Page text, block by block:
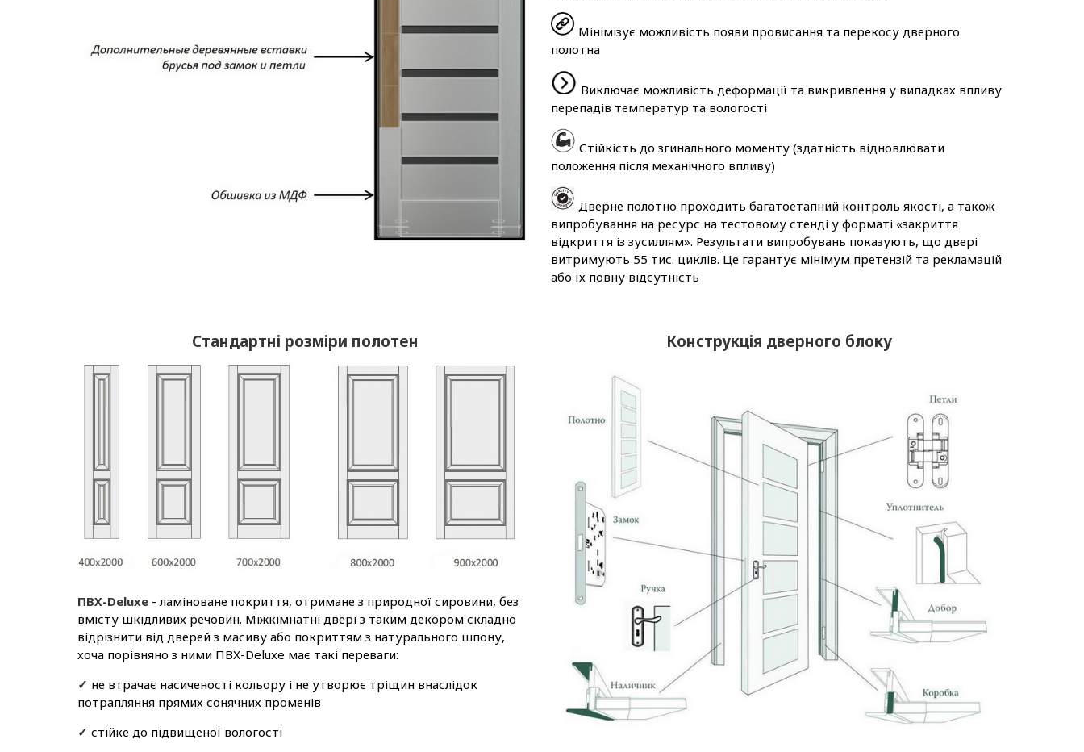
Мінімізує можливість появи провисання та перекосу дверного
полотна
Виключає можливість деформації та викривлення у випадках впливу
перепадів температур та вологості
Стійкість до згинального моменту (здатність відновлювати
положення після механічного впливу)
Дверне полотно проходить багатоетапний контроль якості, а також
випробування на ресурс на тестовому стенді у форматі «закриття
відкриття із зусиллям». Результати випробувань показують, що двері
витримують 55 тис. циклів. Це гарантує мінімум претензій та рекламацій
або їх повну відсутність
Стандартні розміри полотен
ПВХ-Deluxe - ламіноване покриття, отримане з природної сировини, без
вмісту шкідливих речовин. Міжкімнатні двері з таким декором складно
відрізнити від дверей з масиву або покриттям з натурального шпону,
хоча порівняно з ними ПВХ-Deluxe має такі переваги:
✓ не втрачає насиченості кольору і не утворює тріщин внаслідок
потрапляння прямих сонячних променів
✓ стійке до підвищеної вологості
Конструкція дверного блоку